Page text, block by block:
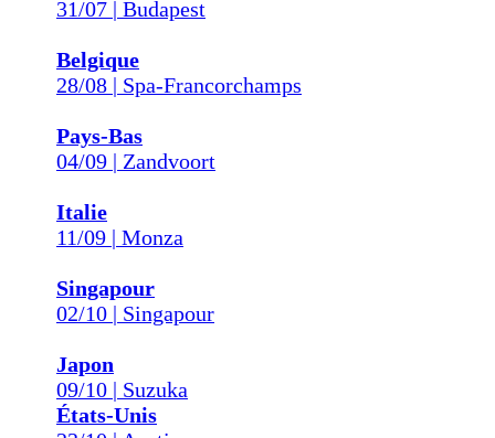
31/07 | Budapest
Belgique
28/08 | Spa-Francorchamps
Pays-Bas
04/09 | Zandvoort
Italie
11/09 | Monza
Singapour
02/10 | Singapour
Japon
09/10 | Suzuka
États-Unis